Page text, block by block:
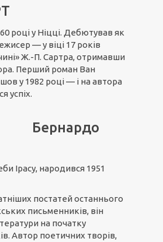
році у Ніцці. Дебютував як
— у віці 17 років
Ж.-П. Сартра, отримавши
Перший роман Ван
у 1982 році — і на автора
успіх.
Бернардо
Ірасу, народився 1951
постатей останнього
письменників, він
на початку
Автор поетичних творів,